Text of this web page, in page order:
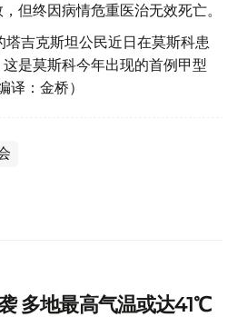
但终因病情危重医治无效死亡。
吉克斯坦公民近日在莫斯科患
是莫斯科今年出现的首例甲型
译：金桥）
多地最高气温或达41℃